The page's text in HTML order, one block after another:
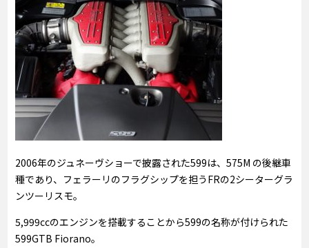
2006年のジュネーヴショーで披露された599は、575M の後継車
種であり、フェラーリのフラグシップを担うFRの2シーターグラ
ンツーリスモ。
5,999ccのエンジンを搭載することから599の名称が付けられた
599GTB Fiorano。